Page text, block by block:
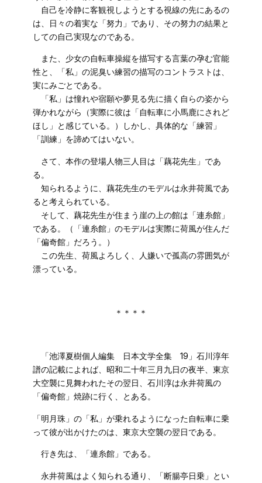
自己を冷静に客観視しようとする視線の先にあるの
は、日々の着実な「努力」であり、その努力の結果と
しての自己実現なのである。
また、少女の自転車操縦を描写する言葉の孕む官能
性と、「私」の泥臭い練習の描写のコントラストは、
実にみごとである。
「私」は憧れや宿願や夢見る先に描く自らの姿から
弾かれながら（実際に彼は「自転車に小馬鹿にされど
ほし」と感じている。）しかし、具体的な「練習」
「訓練」を諦めてはいない。
さて、本作の登場人物三人目は「藕花先生」であ
る。
知られるように、藕花先生のモデルは永井荷風であ
ると考えられている。
そして、藕花先生が住まう崖の上の館は「連糸館」
である。（「連糸館」のモデルは実際に荷風が住んだ
「偏奇館」だろう。）
この先生、荷風よろしく、人嫌いで孤高の雰囲気が
漂っている。
＊＊＊＊
「池澤夏樹個人編集 日本文学全集 19」石川淳年
譜の記載によれば、昭和二十年三月九日の夜半、東京
大空襲に見舞われたその翌日、石川淳は永井荷風の
「偏奇館」焼跡に行く、とある。
「明月珠」の「私」が乗れるようになった自転車に乗
って彼が出かけたのは、東京大空襲の翌日である。
行き先は、「連糸館」である。
永井荷風はよく知られる通り、「断腸亭日乗」とい